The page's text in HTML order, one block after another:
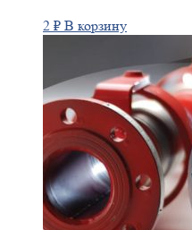
2 ₽ В корзину